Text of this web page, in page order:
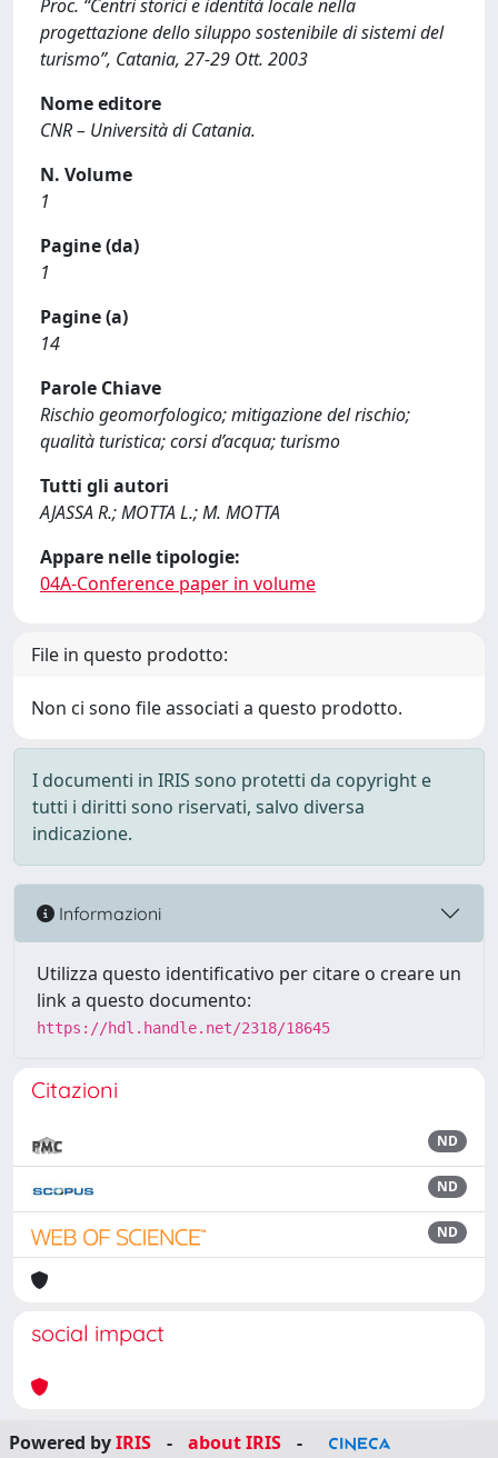
Proc. “Centri storici e identità locale nella
progettazione dello siluppo sostenibile di sistemi del
turismo”, Catania, 27-29 Ott. 2003
Nome editore
CNR – Università di Catania.
N. Volume
1
Pagine (da)
1
Pagine (a)
14
Parole Chiave
Rischio geomorfologico; mitigazione del rischio;
qualità turistica; corsi d’acqua; turismo
Tutti gli autori
AJASSA R.; MOTTA L.; M. MOTTA
Appare nelle tipologie:
04A-Conference paper in volume
File in questo prodotto:
Non ci sono file associati a questo prodotto.
I documenti in IRIS sono protetti da copyright e
tutti i diritti sono riservati, salvo diversa
indicazione.
Informazioni
Utilizza questo identificativo per citare o creare un
link a questo documento:
https://hdl.handle.net/2318/18645
Citazioni
ND
ND
ND
social impact
Powered byIRIS - about IRIS
-